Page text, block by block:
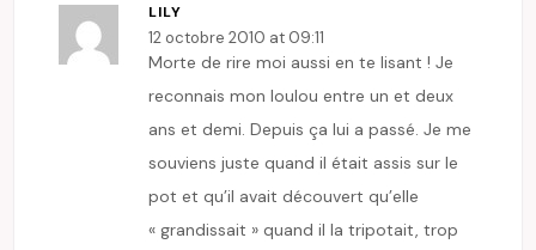
LILY
12 octobre 2010 at 09:11
Morte de rire moi aussi en te lisant ! Je
reconnais mon loulou entre un et deux
ans et demi. Depuis ça lui a passé. Je me
souviens juste quand il était assis sur le
pot et qu’il avait découvert qu’elle
« grandissait » quand il la tripotait, trop